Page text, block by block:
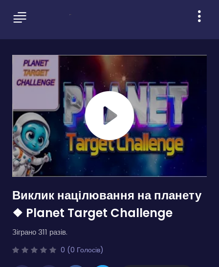
Виклик націлювання на планету
❖ Planet Target Challenge
Зіграно 311 разів.
0 (0 Голосів)